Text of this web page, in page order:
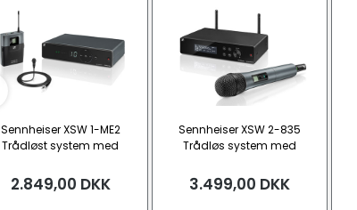
Sennheiser XSW 1-ME2
Trådløst system med
2.849,00 DKK
Sennheiser XSW 2-835
Trådløs system med
3.499,00 DKK